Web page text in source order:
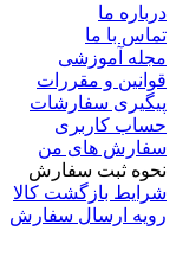
درباره ما
تماس با ما
مجله آموزشی
قوانین و مقررات
پیگیری سفارشات
حساب کاربری
سفارش های من
نحوه ثبت سفارش
شرایط بازگشت کالا
رویه ارسال سفارش